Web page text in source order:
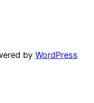
by WordPress